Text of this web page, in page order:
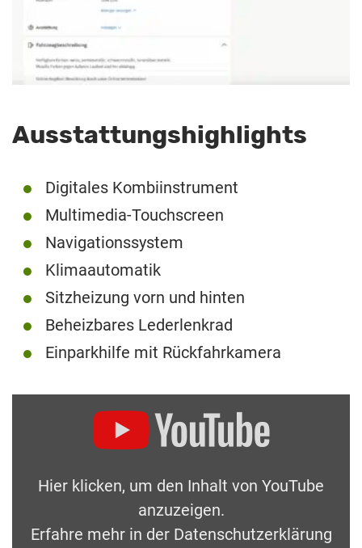
Ausstattungshighlights
Digitales Kombiinstrument
Multimedia-Touchscreen
Navigationssystem
Klimaautomatik
Sitzheizung vorn und hinten
Beheizbares Lederlenkrad
Einparkhilfe mit Rückfahrkamera
Hier klicken, um den Inhalt von YouTube
anzuzeigen.
Erfahre mehr in der Datenschutzerklärung